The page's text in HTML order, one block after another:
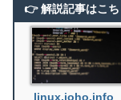
linux.joho.info